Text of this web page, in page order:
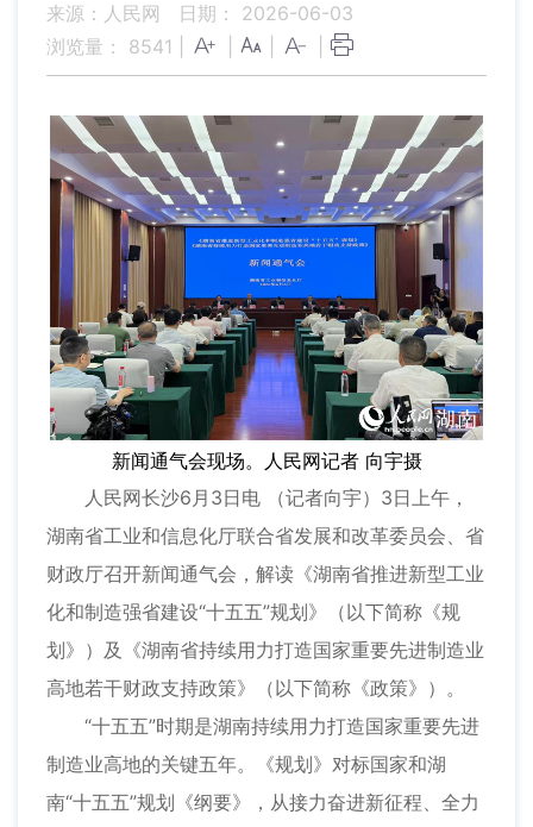
来源：人民网
日期： 2026-06-03
浏览量： 8541
新闻通气会现场。人民网记者 向宇摄
人民网长沙6月3日电 （记者向宇）3日上午，
湖南省工业和信息化厅联合省发展和改革委员会、省
财政厅召开新闻通气会，解读《湖南省推进新型工业
化和制造强省建设“十五五”规划》（以下简称《规
划》）及《湖南省持续用力打造国家重要先进制造业
高地若干财政支持政策》（以下简称《政策》）。
“十五五”时期是湖南持续用力打造国家重要先进
制造业高地的关键五年。《规划》对标国家和湖
南“十五五”规划《纲要》，从接力奋进新征程、全力